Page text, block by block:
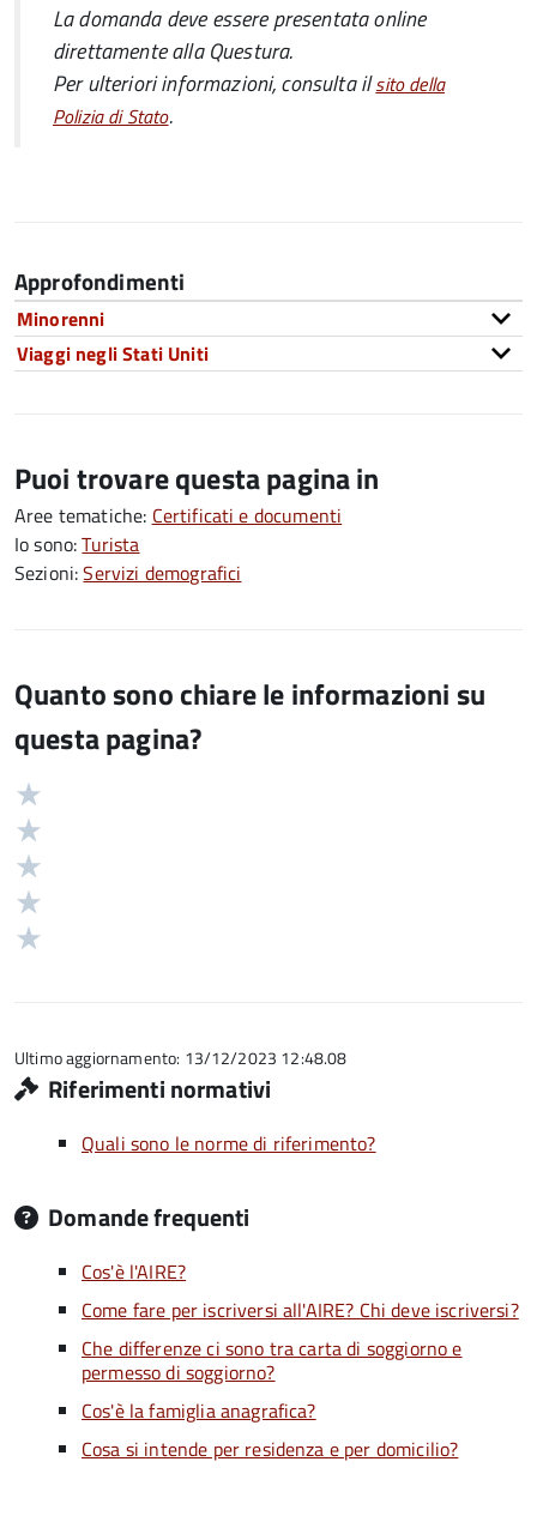
La domanda deve essere presentata online
direttamente alla Questura.
Per ulteriori informazioni, consulta ilsito della
Polizia di Stato.
Approfondimenti
Minorenni
Viaggi negli Stati Uniti
Puoi trovare questa pagina in
Aree tematiche: Certificati e documenti
Io sono:Turista
Sezioni:Servizi demografici
Quanto sono chiare le informazioni su
questa pagina?
Valutazione
5
Ultimo aggiornamento: 13/12/2023 12:48.08
Riferimenti normativi
Quali sono le norme di riferimento?
Domande frequenti
Cos'è l'AIRE?
Come fare per iscriversi all'AIRE? Chi deve iscriversi?
Che differenze ci sono tra carta di soggiorno e
permesso di soggiorno?
Cos'è la famiglia anagrafica?
Cosa si intende per residenza e per domicilio?